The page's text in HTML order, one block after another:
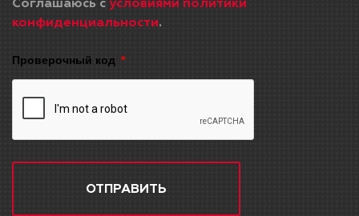
Соглашаюсь с условиями политики
конфиденциальности.
Проверочный код
ОТПРАВИТЬ